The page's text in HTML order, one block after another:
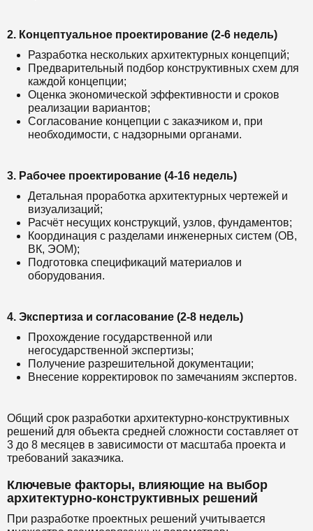
2. Концептуальное проектирование (2-6 недель)
Разработка нескольких архитектурных концепций;
Предварительный подбор конструктивных схем для
каждой концепции;
Оценка экономической эффективности и сроков
реализации вариантов;
Согласование концепции с заказчиком и, при
необходимости, с надзорными органами.
3. Рабочее проектирование (4-16 недель)
Детальная проработка архитектурных чертежей и
визуализаций;
Расчёт несущих конструкций, узлов, фундаментов;
Координация с разделами инженерных систем (ОВ,
ВК, ЭОМ);
Подготовка спецификаций материалов и
оборудования.
4. Экспертиза и согласование (2-8 недель)
Прохождение государственной или
негосударственной экспертизы;
Получение разрешительной документации;
Внесение корректировок по замечаниям экспертов.
Общий срок разработки архитектурно-конструктивных
решений для объекта средней сложности составляет от
3 до 8 месяцев в зависимости от масштаба проекта и
требований заказчика.
Ключевые факторы, влияющие на выбор
архитектурно-конструктивных решений
При разработке проектных решений учитывается